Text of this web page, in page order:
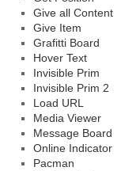
Give all Content
Give Item
Grafitti Board
Hover Text
Invisible Prim
Invisible Prim 2
Load URL
Media Viewer
Message Board
Online Indicator
Pacman